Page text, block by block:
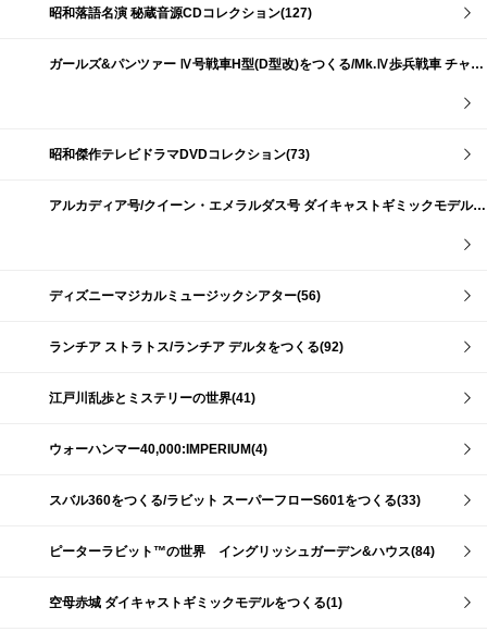
昭和落語名演 秘蔵音源CDコレクション(127)
ガールズ&パンツァー Ⅳ号戦車H型(D型改)をつくる/Mk.Ⅳ歩兵戦車 チャーチルMk.Ⅶをつくる(191)
昭和傑作テレビドラマDVDコレクション(73)
アルカディア号/クイーン・エメラルダス号 ダイキャストギミックモデルをつくる(159)
ディズニーマジカルミュージックシアター(56)
ランチア ストラトス/ランチア デルタをつくる(92)
江戸川乱歩とミステリーの世界(41)
ウォーハンマー40,000:IMPERIUM(4)
スバル360をつくる/ラビット スーパーフローS601をつくる(33)
ピーターラビット™の世界 イングリッシュガーデン&ハウス(84)
空母赤城 ダイキャストギミックモデルをつくる(1)